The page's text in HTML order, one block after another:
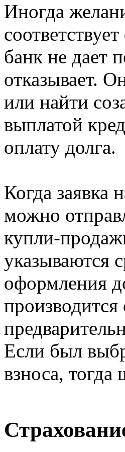
Иногда
банк не дает
отказывает.
или найти
выплатой
оплату долга.
Когда заявка
можно
купли-
указываются
оформления
производится
Если был
взноса, тогда